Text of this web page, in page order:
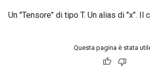
Un "Tensore" di tipo T. Un alias di "x".
Questa pagina è stata